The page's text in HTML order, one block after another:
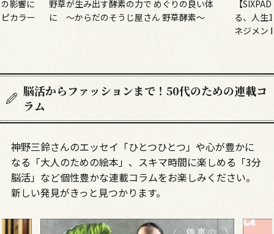
い体
～
【SIXPADの新商品に注目】RIKACOさんが語
る、人生100年時代の女性のためのセルフマ
【50代
ケアの始
に満ちる
脳活からファッションまで！50代のための連載コ
ラム
神野三鈴さんのエッセイ「ひとつひとつ」や心が豊かに
なる「大人のための絵本」、スキマ時間に楽しめる「3分
脳活」など個性豊かな連載コラムをお楽しみください。
新しい発見がきっと見つかります。